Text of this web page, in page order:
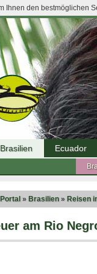
Brasilien Ecuador
» Brasilien » Reisen
am Rio
Ihnen den bestmöglichen